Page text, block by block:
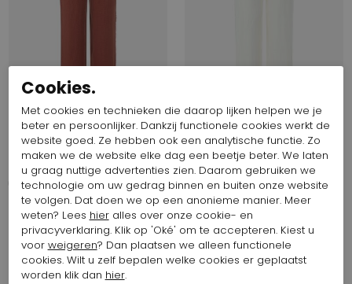
Start video
413,49 $ 206,74 $
Marc Cain
AC 81.75 W62
413,49 $ 206,74 $
Marc Cain
AC 81.75 W62
SALE SALE
Cookies.
Met cookies en technieken die daarop lijken helpen we je
beter en persoonlijker. Dankzij functionele cookies werkt de
website goed. Ze hebben ook een analytische functie. Zo
maken we de website elke dag een beetje beter. We laten
u graag nuttige advertenties zien. Daarom gebruiken we
technologie om uw gedrag binnen en buiten onze website
te volgen. Dat doen we op een anonieme manier. Meer
weten? Lees hieralles over onze cookie- en
privacyverklaring. Klik op 'Oké' om te accepteren. Kiest u
voor weigeren? Dan plaatsen we alleen functionele
cookies. Wilt u zelf bepalen welke cookies er geplaatst
worden klik dan hier.